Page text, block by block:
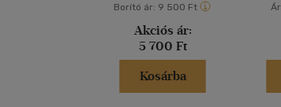
Borító ár: 9 500 Ft
Akciós ár:
5 700 Ft
Kosárba